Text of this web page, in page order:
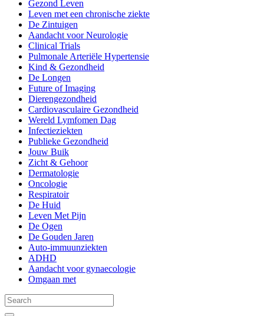
Gezond Leven
Leven met een chronische ziekte
De Zintuigen
Aandacht voor Neurologie
Clinical Trials
Pulmonale Arteriële Hypertensie
Kind & Gezondheid
De Longen
Future of Imaging
Dierengezondheid
Cardiovasculaire Gezondheid
Wereld Lymfomen Dag
Infectieziekten
Publieke Gezondheid
Jouw Buik
Zicht & Gehoor
Dermatologie
Oncologie
Respiratoir
De Huid
Leven Met Pijn
De Ogen
De Gouden Jaren
Auto-immuunziekten
ADHD
Aandacht voor gynaecologie
Omgaan met